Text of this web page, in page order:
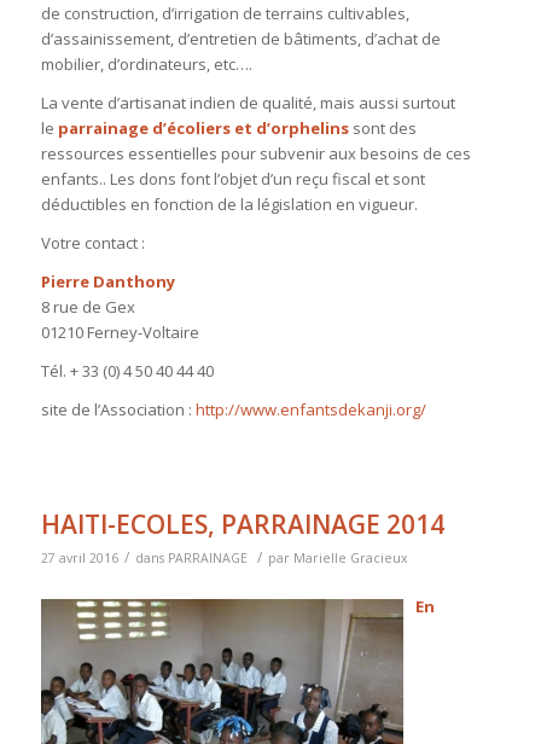
de construction, d’irrigation de terrains cultivables,
d’assainissement, d’entretien de bâtiments, d’achat de
mobilier, d’ordinateurs, etc….
La vente d’artisanat indien de qualité, mais aussi surtout
le parrainage d’écoliers et d’orphelinssont des
ressources essentielles pour subvenir aux besoins de ces
enfants.. Les dons font l’objet d’un reçu fiscal et sont
déductibles en fonction de la législation en vigueur.
Votre contact :
Pierre Danthony
8 rue de Gex
01210 Ferney-Voltaire
Tél. + 33 (0) 4 50 40 44 40
site de l’Association : http://www.enfantsdekanji.org/
HAITI-ECOLES, PARRAINAGE 2014
27 avril 2016 / dans PARRAINAGE / par Marielle Gracieux
En